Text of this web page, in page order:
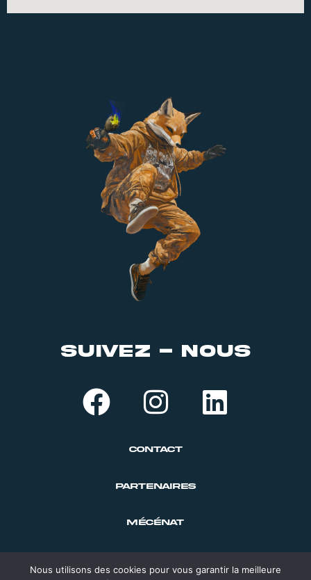
suivez - nous
Contact
PARTENAIRES
MÉCÉNAT
Nous utilisons des cookies pour vous garantir la meilleure